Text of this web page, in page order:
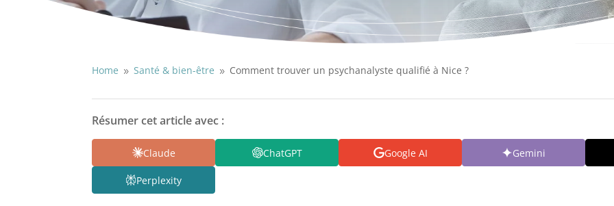
Home 9 Santé & bien-être 9 Comment trouver un psychanalyste qualifié à Nice ?
Résumer cet article avec :
Claude ChatGPT Google AI Gemini
Perplexity